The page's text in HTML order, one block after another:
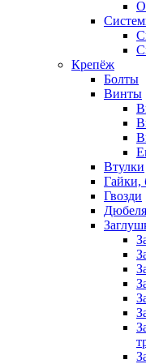
Крепёж
Болты
Винты
Втулки
Гайки,
Гвозди
Дюбеля